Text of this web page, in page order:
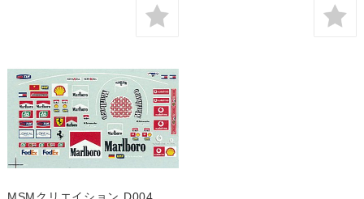
MSMクリエイション D004